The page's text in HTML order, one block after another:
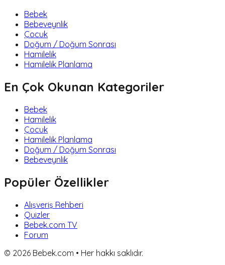
Bebek
Bebeveynlik
Çocuk
Doğum / Doğum Sonrası
Hamilelik
Hamilelik Planlama
En Çok Okunan Kategoriler
Bebek
Hamilelik
Çocuk
Hamilelik Planlama
Doğum / Doğum Sonrası
Bebeveynlik
Popüler Özellikler
Alışveriş Rehberi
Quizler
Bebek.com TV
Forum
© 2026 Bebek.com • Her hakkı saklıdır.